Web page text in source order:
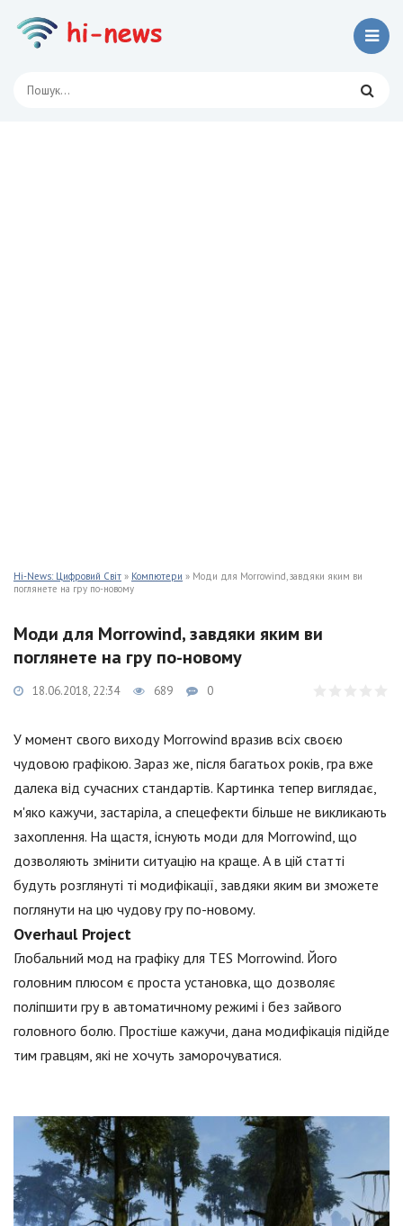
Hi-News: Цифровий Світ » Компютери » Моди для Morrowind, завдяки яким ви
поглянете на гру по-новому
Моди для Morrowind, завдяки яким ви
поглянете на гру по-новому
18.06.2018, 22:34 689 0
У момент свого виходу Morrowind вразив всіх своєю
чудовою графікою. Зараз же, після багатьох років, гра вже
далека від сучасних стандартів. Картинка тепер виглядає,
м'яко кажучи, застаріла, а спецефекти більше не викликають
захоплення. На щастя, існують моди для Morrowind, що
дозволяють змінити ситуацію на краще. А в цій статті
будуть розглянуті ті модифікації, завдяки яким ви зможете
поглянути на цю чудову гру по-новому.
Overhaul Project
Глобальний мод на графіку для TES Morrowind. Його
головним плюсом є проста установка, що дозволяє
поліпшити гру в автоматичному режимі і без зайвого
головного болю. Простіше кажучи, дана модифікація підійде
тим гравцям, які не хочуть заморочуватися.